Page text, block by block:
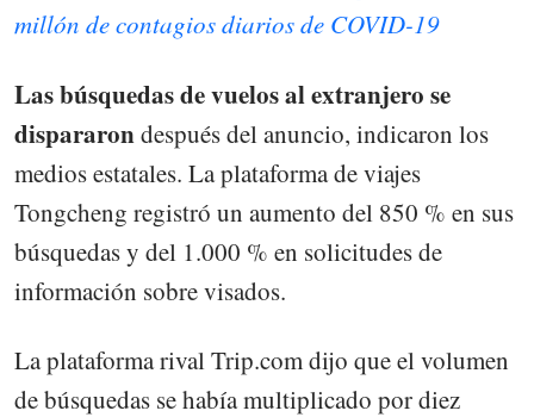
millón de contagios diarios de COVID-19
Las búsquedas de vuelos al extranjero se
dispararondespués del anuncio, indicaron los
medios estatales. La plataforma de viajes
Tongcheng registró un aumento del 850 % en sus
búsquedas y del 1.000 % en solicitudes de
información sobre visados.
La plataforma rival Trip.com dijo que el volumen
de búsquedas se había multiplicado por diez